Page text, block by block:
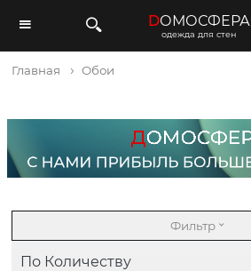
DОМОСФЕРА
одежда для стен
Главная Обои
Фильтр
По Количеству